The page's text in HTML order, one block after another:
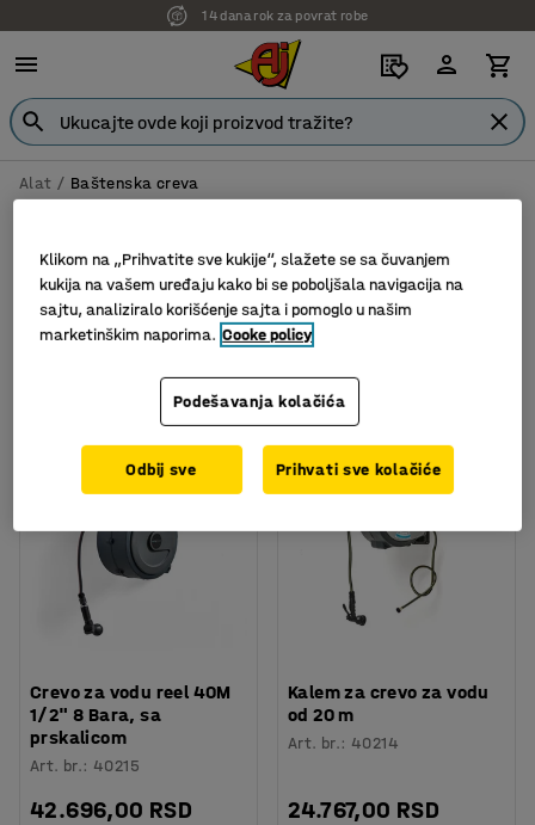
14 dana rok za povrat robe
Alat Baštenska creva
Filter
Crevo za vodu reel 40M
1/2" 8 Bara, sa
prskalicom
Art. br.: 40215
42.696,00 RSD
Kalem za crevo za vodu
od 20 m
Art. br.: 40214
24.767,00 RSD
Klikom na „Prihvatite sve kukije“, slažete se sa čuvanjem
kukija na vašem uređaju kako bi se poboljšala navigacija na
sajtu, analiziralo korišćenje sajta i pomoglo u našim
marketinškim naporima. Cooke policy
Podešavanja kolačića
Odbij sve Prihvati sve kolačiće